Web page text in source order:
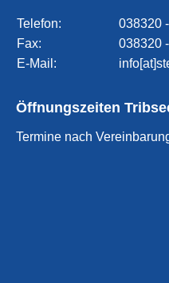
Telefon:
Fax:
E-Mail:
038320
038320
Öffnungszeiten
Termine nach